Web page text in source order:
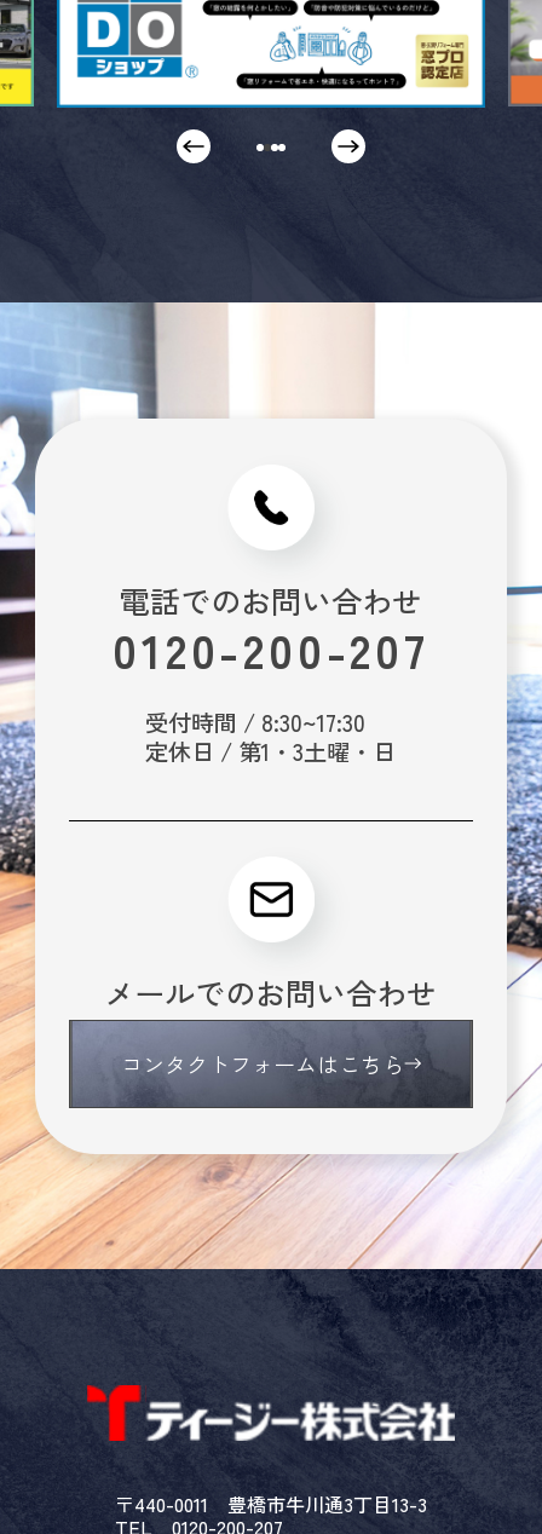
電話でのお問い合わせ
0120-200-207
受付時間 / 8:30~17:30
定休日 / 第1・3土曜・日
メールでのお問い合わせ
コンタクトフォームはこちら
〒440-0011 豊橋市牛川通3丁目13-3
TEL 0120-200-207